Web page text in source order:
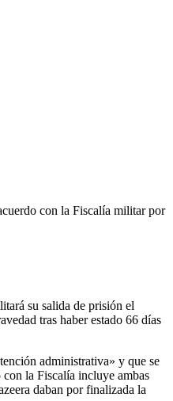
con la Fiscalía militar por
su salida de prisión el
tras haber estado 66 días
administrativa» y que se
la Fiscalía incluye ambas
daban por finalizada la